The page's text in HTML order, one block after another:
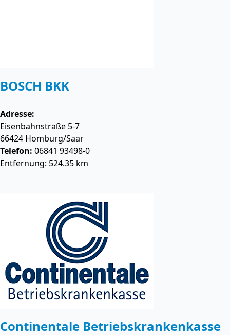
BOSCH BKK
Adresse:
Eisenbahnstraße 5-7
66424 Homburg/Saar
Telefon: 06841 93498-0
Entfernung: 524.35 km
Continentale Betriebskrankenkasse